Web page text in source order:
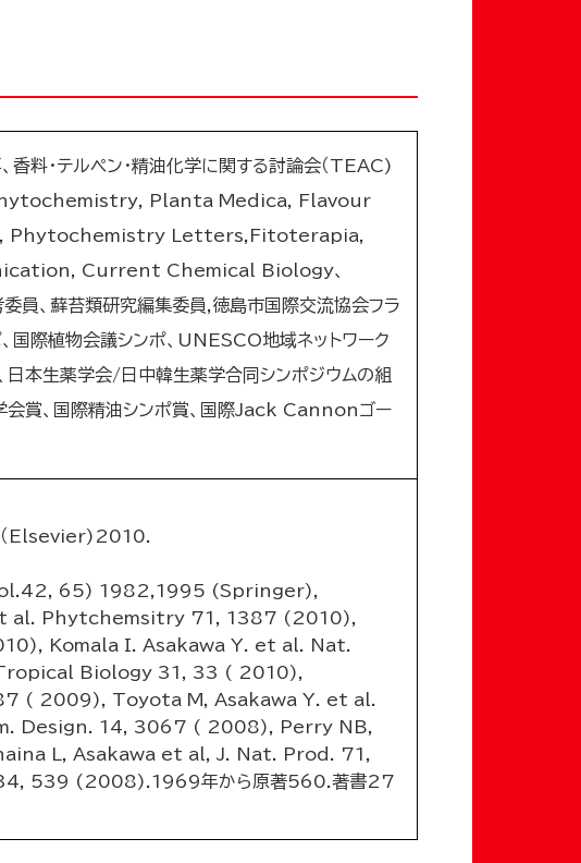
料・テルペン・精油化学に関する討論会（TEAC)
Phytochemistry, Planta Medica, Flavour
Phytochemistry Letters,Fitoterapia,
Current Chemical Biology、
、蘚苔類研究編集委員,徳島市国際交流協会フラ
国際植物会議シンポ、UNESCO地域ネットワーク
日本生薬学会/日中韓生薬学合同シンポジウムの組
会賞、国際精油シンポ賞、国際Jack Cannonゴー
Elsevier)2010.
65) 1982,1995 (Springer),
Y. et al. Phytchemsitry 71, 1387 (2010),
Komala I. Asakawa Y. et al. Nat.
Biology 31, 33 ( 2010),
( 2009), Toyota M, Asakawa Y. et al.
Design. 14, 3067 ( 2008), Perry NB,
L, Asakawa et al, J. Nat. Prod. 71,
539 (2008).1969年から原著560.著書27